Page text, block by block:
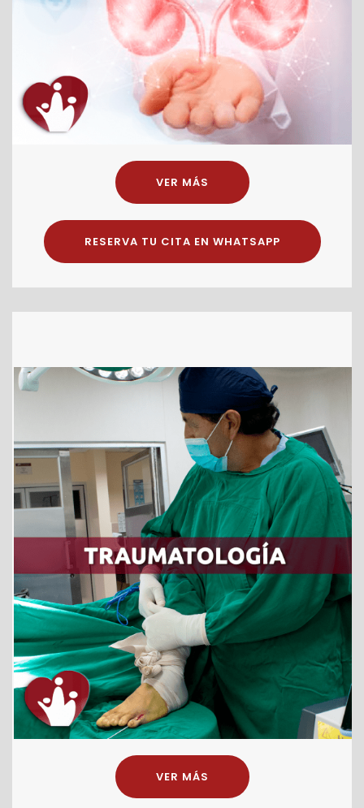
VER MÁS
RESERVA TU CITA EN WHATSAPP
VER MÁS